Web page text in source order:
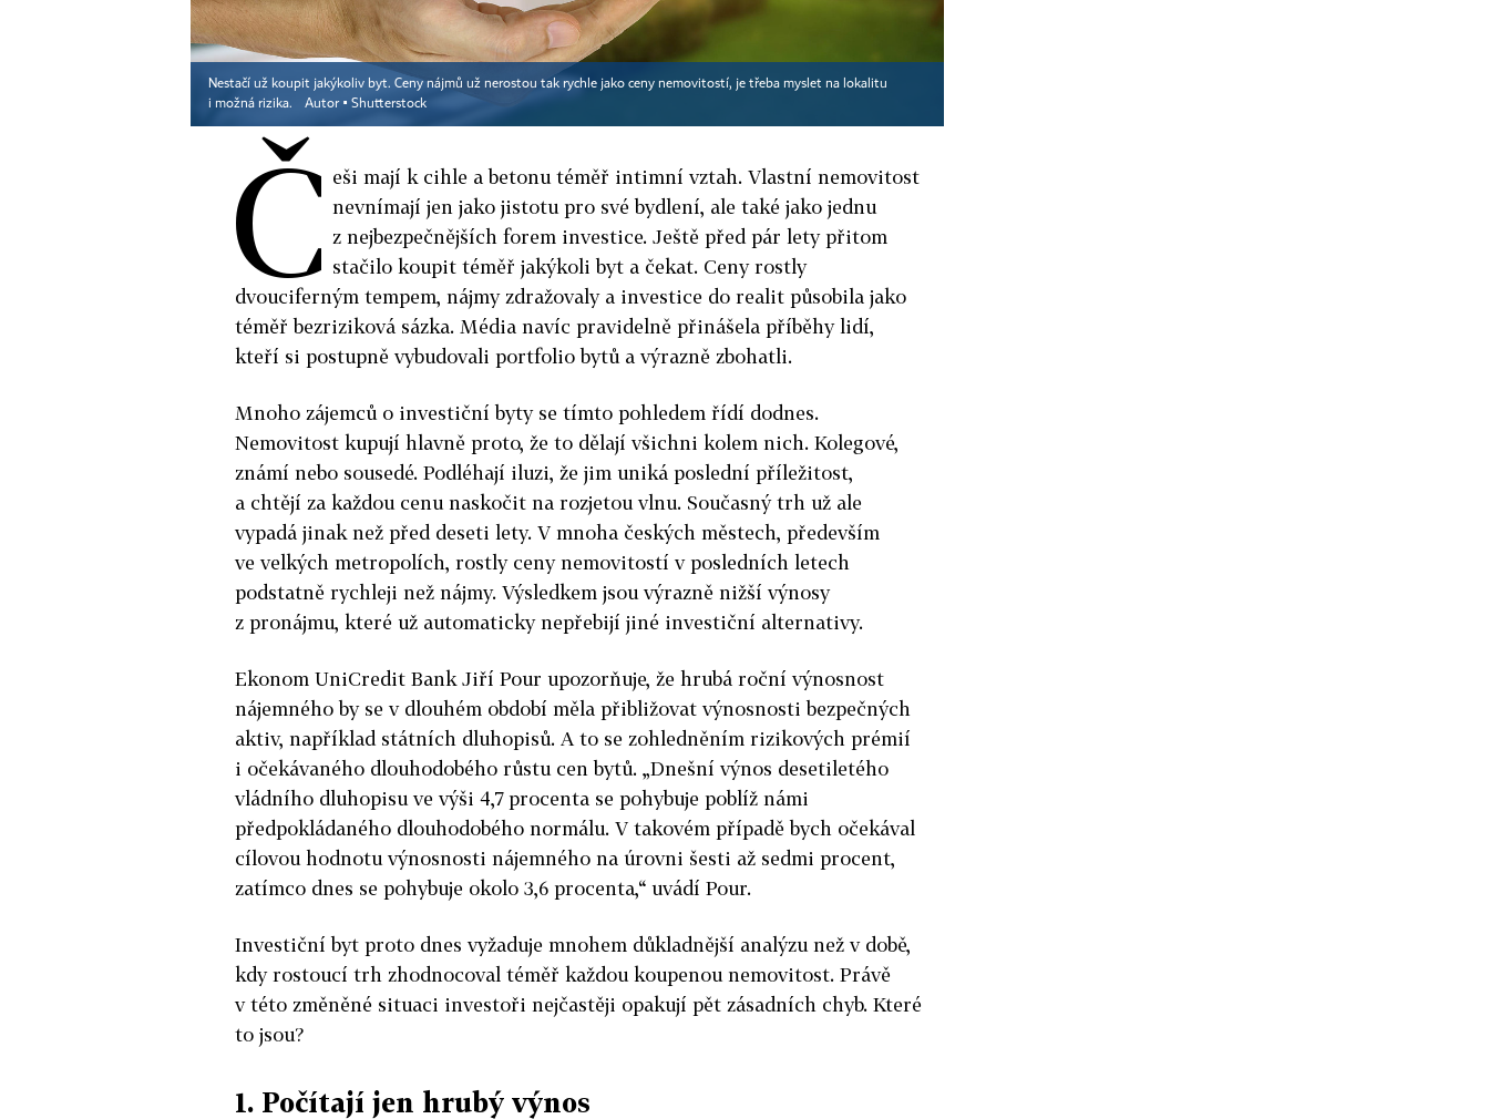
Nestačí už koupit jakýkoliv byt. Ceny nájmů už nerostou tak rychle jako ceny nemovitostí, je třeba myslet na lokalitu
i možná rizika.
Autor ▪ Shutterstock
Č eši mají k cihle a betonu téměř intimní vztah. Vlastní nemovitost
nevnímají jen jako jistotu pro své bydlení, ale také jako jednu
z nejbezpečnějších forem investice. Ještě před pár lety přitom
stačilo koupit téměř jakýkoli byt a čekat. Ceny rostly
dvouciferným tempem, nájmy zdražovaly a investice do realit působila jako
téměř bezriziková sázka. Média navíc pravidelně přinášela příběhy lidí,
kteří si postupně vybudovali portfolio bytů a výrazně zbohatli.
Mnoho zájemců o investiční byty se tímto pohledem řídí dodnes.
Nemovitost kupují hlavně proto, že to dělají všichni kolem nich. Kolegové,
známí nebo sousedé. Podléhají iluzi, že jim uniká poslední příležitost,
a chtějí za každou cenu naskočit na rozjetou vlnu. Současný trh už ale
vypadá jinak než před deseti lety. V mnoha českých městech, především
ve velkých metropolích, rostly ceny nemovitostí v posledních letech
podstatně rychleji než nájmy. Výsledkem jsou výrazně nižší výnosy
z pronájmu, které už automaticky nepřebijí jiné investiční alternativy.
Ekonom UniCredit Bank Jiří Pour upozorňuje, že hrubá roční výnosnost
nájemného by se v dlouhém období měla přibližovat výnosnosti bezpečných
aktiv, například státních dluhopisů. A to se zohledněním rizikových prémií
i očekávaného dlouhodobého růstu cen bytů. „Dnešní výnos desetiletého
vládního dluhopisu ve výši 4,7 procenta se pohybuje poblíž námi
předpokládaného dlouhodobého normálu. V takovém případě bych očekával
cílovou hodnotu výnosnosti nájemného na úrovni šesti až sedmi procent,
zatímco dnes se pohybuje okolo 3,6 procenta,“ uvádí Pour.
Investiční byt proto dnes vyžaduje mnohem důkladnější analýzu než v době,
kdy rostoucí trh zhodnocoval téměř každou koupenou nemovitost. Právě
v této změněné situaci investoři nejčastěji opakují pět zásadních chyb. Které
to jsou?
1. Počítají jen hrubý výnos